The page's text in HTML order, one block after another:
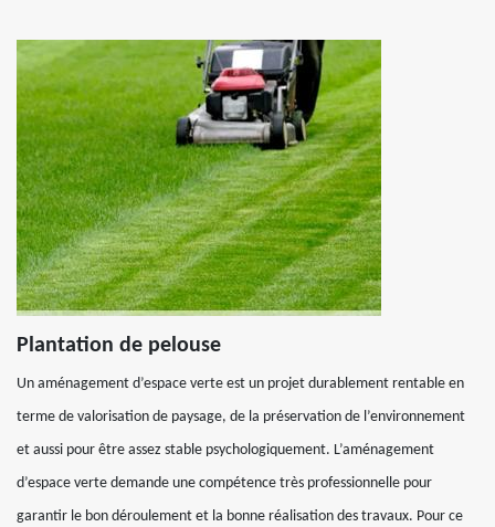
Plantation de pelouse
Un aménagement d’espace verte est un projet durablement rentable en
terme de valorisation de paysage, de la préservation de l’environnement
et aussi pour être assez stable psychologiquement. L’aménagement
d’espace verte demande une compétence très professionnelle pour
garantir le bon déroulement et la bonne réalisation des travaux. Pour ce